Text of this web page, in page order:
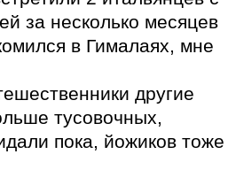
за несколько месяцев
в Гималаях, мне
другие
тусовочных,
пока, йожиков тоже